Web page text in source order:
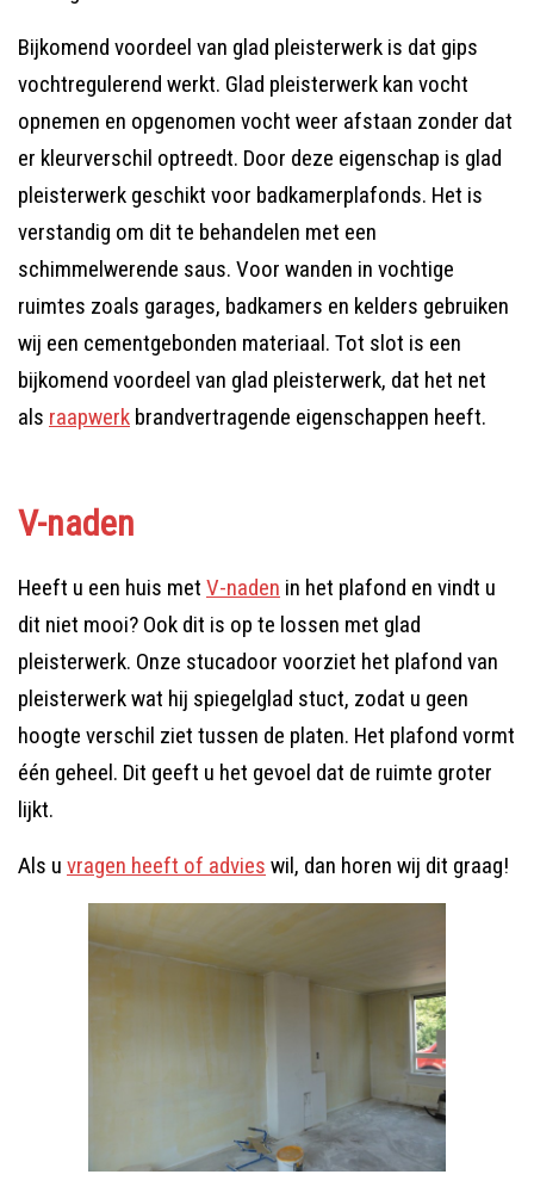
Bijkomend voordeel van glad pleisterwerk is dat gips
vochtregulerend werkt. Glad pleisterwerk kan vocht
opnemen en opgenomen vocht weer afstaan zonder dat
er kleurverschil optreedt. Door deze eigenschap is glad
pleisterwerk geschikt voor badkamerplafonds. Het is
verstandig om dit te behandelen met een
schimmelwerende saus. Voor wanden in vochtige
ruimtes zoals garages, badkamers en kelders gebruiken
wij een cementgebonden materiaal. Tot slot is een
bijkomend voordeel van glad pleisterwerk, dat het net
als raapwerk brandvertragende eigenschappen heeft.
V-naden
Heeft u een huis met V-naden in het plafond en vindt u
dit niet mooi? Ook dit is op te lossen met glad
pleisterwerk. Onze stucadoor voorziet het plafond van
pleisterwerk wat hij spiegelglad stuct, zodat u geen
hoogte verschil ziet tussen de platen. Het plafond vormt
één geheel. Dit geeft u het gevoel dat de ruimte groter
lijkt.
Als u vragen heeft of advies wil, dan horen wij dit graag!